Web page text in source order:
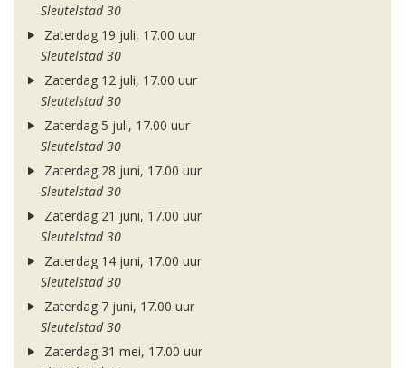
Sleutelstad 30
Zaterdag 19 juli, 17.00 uur
Sleutelstad 30
Zaterdag 12 juli, 17.00 uur
Sleutelstad 30
Zaterdag 5 juli, 17.00 uur
Sleutelstad 30
Zaterdag 28 juni, 17.00 uur
Sleutelstad 30
Zaterdag 21 juni, 17.00 uur
Sleutelstad 30
Zaterdag 14 juni, 17.00 uur
Sleutelstad 30
Zaterdag 7 juni, 17.00 uur
Sleutelstad 30
Zaterdag 31 mei, 17.00 uur